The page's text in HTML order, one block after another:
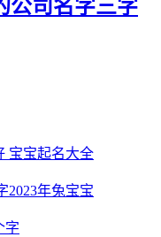
公司名字三字
宝宝起名大全
2023年兔宝宝
字